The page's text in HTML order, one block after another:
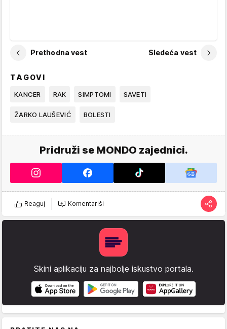
Prethodna vest Sledeća vest
TAGOVI
KANCER RAK SIMPTOMI SAVETI
ŽARKO LAUŠEVIĆ BOLESTI
Pridruži se MONDO zajednici.
Reaguj Komentariši
Skini aplikaciju za najbolje iskustvo portala.